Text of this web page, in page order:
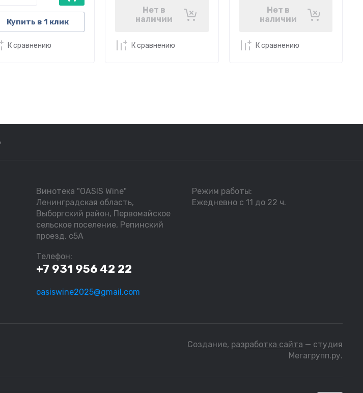
Купить в 1 клик
К сравнению
Нет в
наличии
К сравнению
Нет в
наличии
К сравнению
Винотека "OASIS Wine"
Ленинградская область,
Выборгский район, Первомайское
сельское поселение, Репинский
проезд, с5А
Телефон:
+7 931 956 42 22
oasiswine2025@gmail.com
Режим работы:
Ежедневно с 11 до 22 ч.
Создание, разработка сайта — студия
Мегагрупп.ру.